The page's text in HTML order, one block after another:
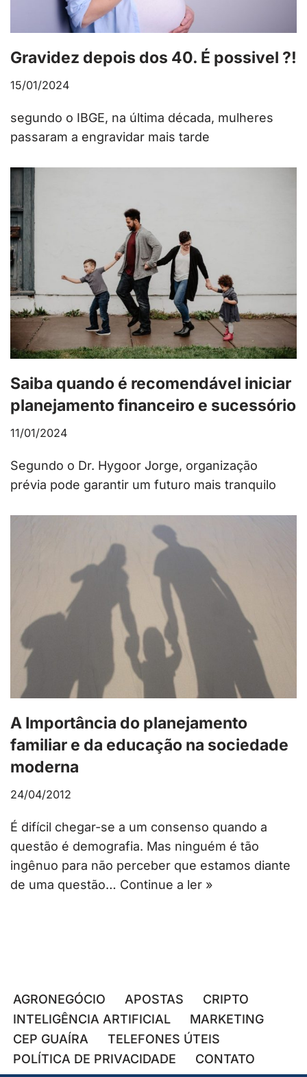
Gravidez depois dos 40. É possivel ?!
15/01/2024
segundo o IBGE, na última década, mulheres
passaram a engravidar mais tarde
Saiba quando é recomendável iniciar
planejamento financeiro e sucessório
11/01/2024
Segundo o Dr. Hygoor Jorge, organização
prévia pode garantir um futuro mais tranquilo
A Importância do planejamento
familiar e da educação na sociedade
moderna
24/04/2012
É difícil chegar-se a um consenso quando a
questão é demografia. Mas ninguém é tão
ingênuo para não perceber que estamos diante
de uma questão… Continue a ler »
AGRONEGÓCIO APOSTAS
CRIPTO
INTELIGÊNCIA ARTIFICIAL
MARKETING
CEP GUAÍRA
TELEFONES ÚTEIS
POLÍTICA DE PRIVACIDADE
CONTATO